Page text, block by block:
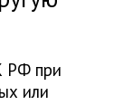
РФ при
или